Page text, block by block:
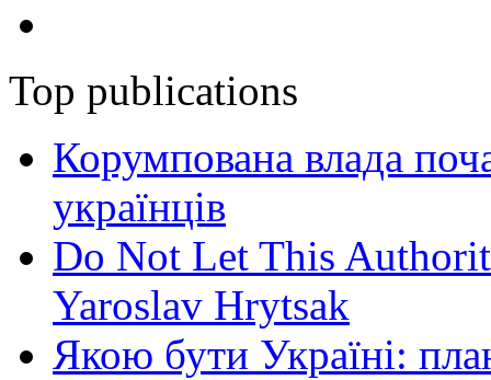
Top publications
Корумпована влада
українців
Do Not Let This
Yaroslav Hrytsak
Якою бути Україні: